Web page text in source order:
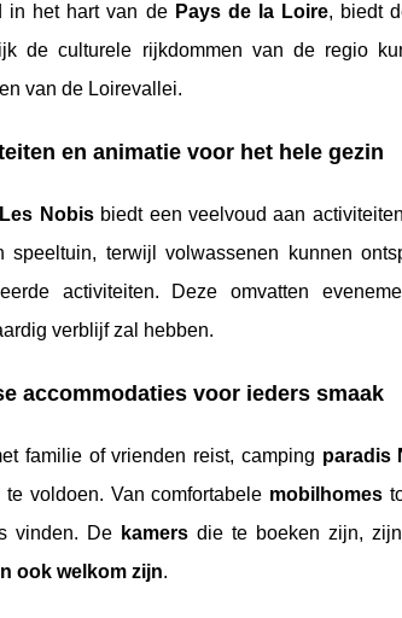
in het hart van de Pays de la Loire, biedt
de culturele rijkdommen van de regio
van de Loirevallei.
en animatie voor het hele gezin
Les Nobisbiedt een veelvoud aan
speeltuin, terwijl volwassenen kunnen
activiteiten. Deze omvatten
verblijf zal hebben.
accommodaties voor ieders smaak
familie of vrienden reist, camping paradis
te voldoen. Van comfortabele mobilhomes
vinden. De kamersdie te boeken zijn, zijn
ook welkom zijn.